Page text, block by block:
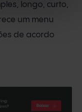
longo, curto,
um menu
de acordo